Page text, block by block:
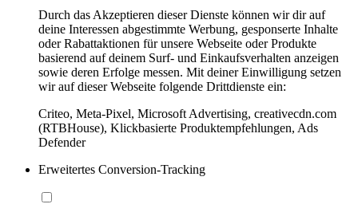
Durch das Akzeptieren dieser Dienste können wir dir auf
deine Interessen abgestimmte Werbung, gesponserte Inhalte
oder Rabattaktionen für unsere Webseite oder Produkte
basierend auf deinem Surf- und Einkaufsverhalten anzeigen
sowie deren Erfolge messen. Mit deiner Einwilligung setzen
wir auf dieser Webseite folgende Drittdienste ein:
Criteo, Meta-Pixel, Microsoft Advertising, creativecdn.com
(RTBHouse), Klickbasierte Produktempfehlungen, Ads
Defender
Erweitertes Conversion-Tracking